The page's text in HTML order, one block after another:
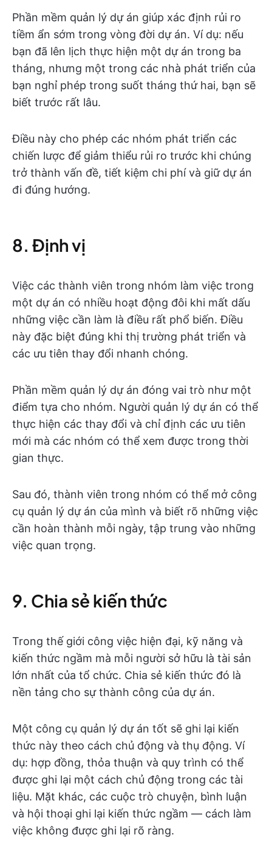
Phần mềm quản lý dự án giúp xác định rủi ro
tiềm ẩn sớm trong vòng đời dự án. Ví dụ: nếu
bạn đã lên lịch thực hiện một dự án trong ba
tháng, nhưng một trong các nhà phát triển của
bạn nghỉ phép trong suốt tháng thứ hai, bạn sẽ
biết trước rất lâu.
Điều này cho phép các nhóm phát triển các
chiến lược để giảm thiểu rủi ro trước khi chúng
trở thành vấn đề, tiết kiệm chi phí và giữ dự án
đi đúng hướng.
8. Định vị
Việc các thành viên trong nhóm làm việc trong
một dự án có nhiều hoạt động đôi khi mất dấu
những việc cần làm là điều rất phổ biến. Điều
này đặc biệt đúng khi thị trường phát triển và
các ưu tiên thay đổi nhanh chóng.
Phần mềm quản lý dự án đóng vai trò như một
điểm tựa cho nhóm. Người quản lý dự án có thể
thực hiện các thay đổi và chỉ định các ưu tiên
mới mà các nhóm có thể xem được trong thời
gian thực.
Sau đó, thành viên trong nhóm có thể mở công
cụ quản lý dự án của mình và biết rõ những việc
cần hoàn thành mỗi ngày, tập trung vào những
việc quan trọng.
9. Chia sẻ kiến thức
Trong thế giới công việc hiện đại, kỹ năng và
kiến thức ngầm mà mỗi người sở hữu là tài sản
lớn nhất của tổ chức. Chia sẻ kiến thức đó là
nền tảng cho sự thành công của dự án.
Một công cụ quản lý dự án tốt sẽ ghi lại kiến
thức này theo cách chủ động và thụ động. Ví
dụ: hợp đồng, thỏa thuận và quy trình có thể
được ghi lại một cách chủ động trong các tài
liệu. Mặt khác, các cuộc trò chuyện, bình luận
và hội thoại ghi lại kiến thức ngầm — cách làm
việc không được ghi lại rõ ràng.